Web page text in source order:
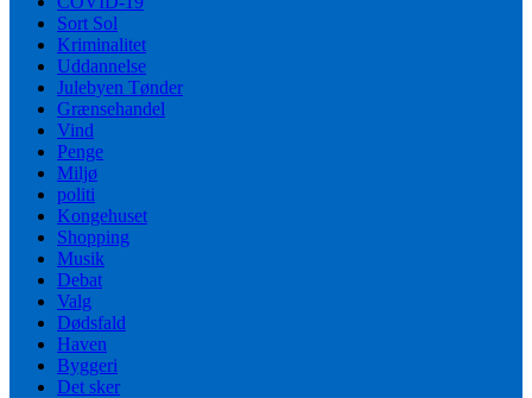
Sort Sol
Kriminalitet
Uddannelse
Julebyen Tønder
Grænsehandel
Vind
Penge
Miljø
politi
Kongehuset
Shopping
Musik
Debat
Valg
Dødsfald
Haven
Byggeri
Det sker